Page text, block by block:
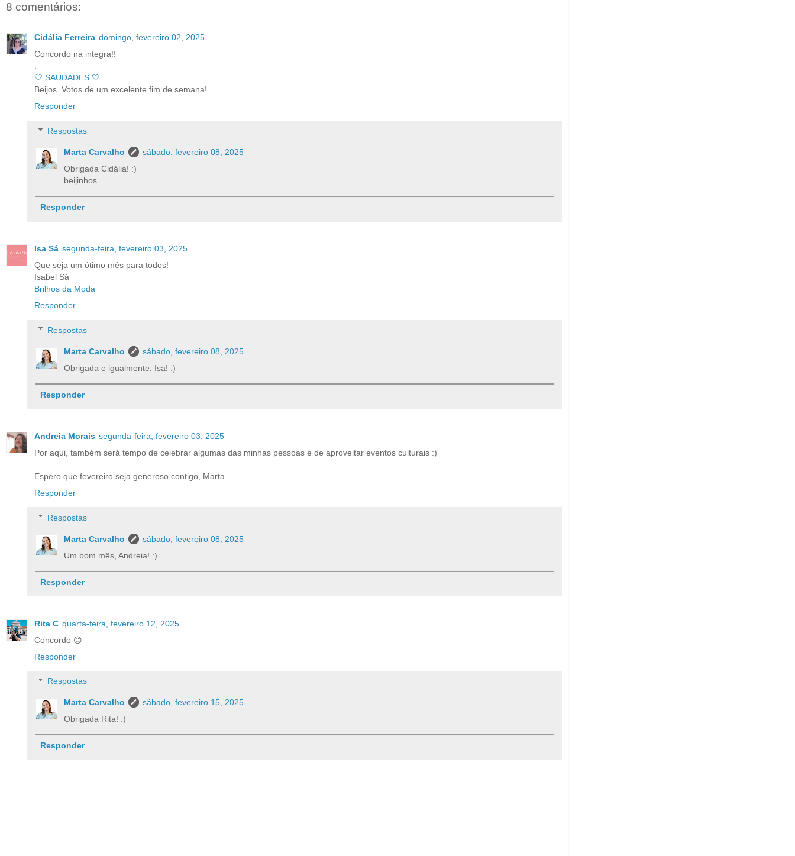
8 comentários:
Cidália Ferreira domingo, fevereiro 02, 2025
Concordo na integra!!
.
🤍 SAUDADES 🤍
Beijos. Votos de um excelente fim de semana!
Responder
Respostas
Marta Carvalho
sábado, fevereiro 08, 2025
Obrigada Cidália! :)
beijinhos
Responder
Isa Sá segunda-feira, fevereiro 03, 2025
Que seja um ótimo mês para todos!
Isabel Sá
Brilhos da Moda
Responder
Respostas
Marta Carvalho
sábado, fevereiro 08, 2025
Obrigada e igualmente, Isa! :)
Responder
Andreia Morais segunda-feira, fevereiro 03, 2025
Por aqui, também será tempo de celebrar algumas das minhas pessoas e de aproveitar eventos culturais :)
Espero que fevereiro seja generoso contigo, Marta
Responder
Respostas
Marta Carvalho
sábado, fevereiro 08, 2025
Um bom mês, Andreia! :)
Responder
Rita C quarta-feira, fevereiro 12, 2025
Concordo 😊
Responder
Respostas
Marta Carvalho
sábado, fevereiro 15, 2025
Obrigada Rita! :)
Responder